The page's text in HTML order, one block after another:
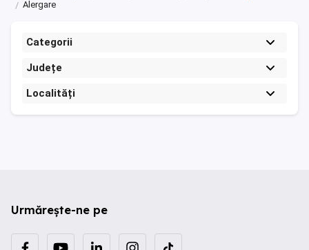
Alergare
Categorii
Județe
Localități
Urmărește-ne pe